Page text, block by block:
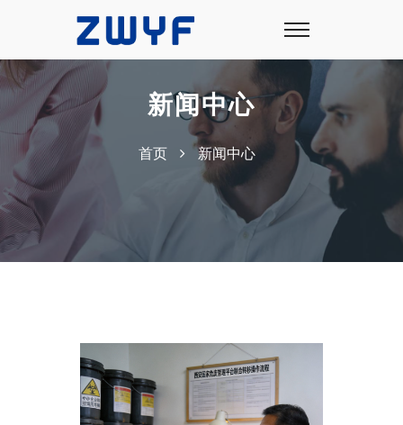
新闻中心
首页 新闻中心